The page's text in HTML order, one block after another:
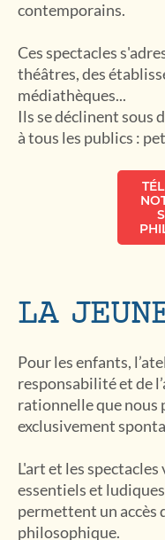
contemporains.
Ces spectacles
théâtres, des
médiathèques...
Ils se déclinent sous
à tous les publics :
LA
Pour les enfants,
responsabilité et de
rationnelle que nous
exclusivement
L'art et les
essentiels et
permettent un accès
philosophique.